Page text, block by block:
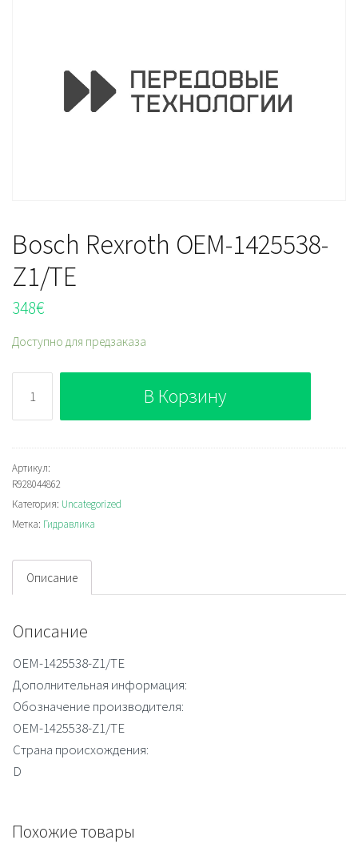
Bosch Rexroth OEM-1425538-
Z1/TE
348€
Доступно для предзаказа
Bosch
Rexroth
OEM-
1425538-
Z1/TE
В Корзину
Артикул:
R928044862
Категория: Uncategorized
Метка: Гидравлика
Описание
Описание
OEM-1425538-Z1/TE
Дополнительная информация:
Обозначение производителя:
OEM-1425538-Z1/TE
Страна происхождения:
D
Похожие товары